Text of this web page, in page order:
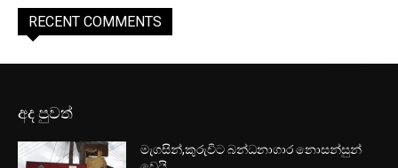
RECENT COMMENTS
අද පුවත්
මැගසින්,කුරුවිට බන්ධනාගාර නොසන්සුන්